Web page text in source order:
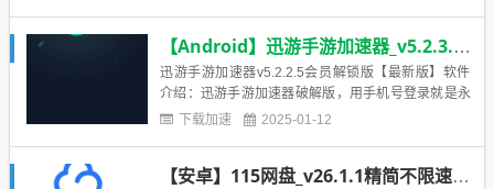
用QQ登陆软件为网友分享软件内加群信息等与本站无
关，注意甄别！百...
【Android】迅游手游加速器_v5.2.3.2会员解锁版【最新版】
迅游手游加速器v5.2.2.5会员解锁版【最新版】软件
介绍：迅游手游加速器破解版，用手机号登录就是永
久VIP会员，无需再花钱开通会员了。破解了VIP才可
示安然分享流量不足，会出现以下界面，这种情况有
下载加速 2025-01-12
【安卓】115网盘_v26.1.1精简不限速最新版